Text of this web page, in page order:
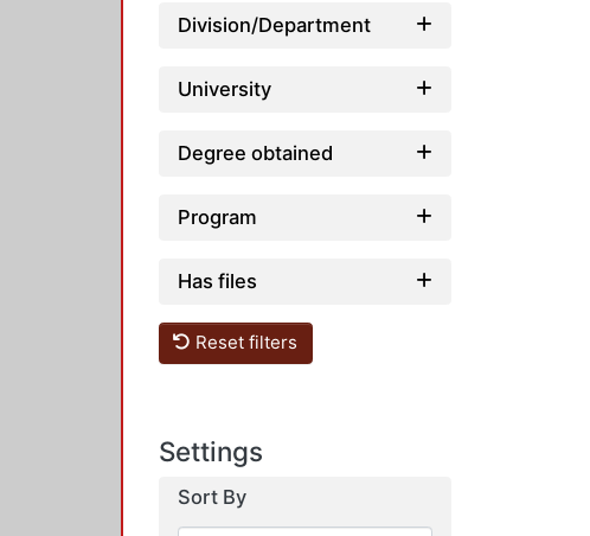
Division/Department
University
Degree obtained
Program
Has files
Reset filters
Settings
Sort By